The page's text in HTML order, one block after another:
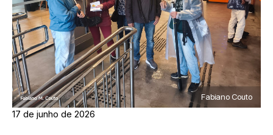
Fabiano Couto
17 de junho de 2026